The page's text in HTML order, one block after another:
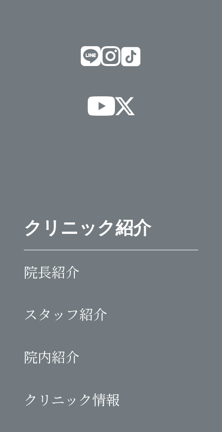
クリニック紹介
院長紹介
スタッフ紹介
院内紹介
クリニック情報